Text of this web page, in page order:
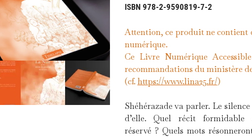
ISBN 978-2-9590819-7-2
Attention, ce produit ne contient
numérique.
Ce Livre Numérique
recommandations du ministère
(cf. https://www.lina25.fr/)
Shéhérazade va parler. Le
d’elle. Quel récit formidable
réservé ? Quels mots